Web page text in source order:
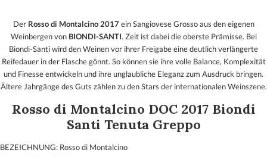
Der Rosso di Montalcino 2017 ein Sangiovese Grosso aus den eigenen
Weinbergen von BIONDI-SANTI. Zeit ist dabei die oberste Prämisse. Bei
Biondi-Santi wird den Weinen vor ihrer Freigabe eine deutlich verlängerte
Reifedauer in der Flasche gönnt. So können sie ihre volle Balance, Komplexität
und Finesse entwickeln und ihre unglaubliche Eleganz zum Ausdruck bringen.
Ältere Jahrgänge des Guts zählen zu den Stars der internationalen Weinszene.
Rosso di Montalcino DOC 2017 Biondi
Santi Tenuta Greppo
BEZEICHNUNG: Rosso di Montalcino